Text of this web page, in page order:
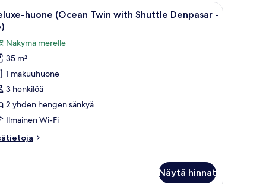
ovesta.
tuoli, vaatekaappi ja kylpyhuone, joka näkyy avoimesta ovesta.
Hotellihuone, jossa on kaksi sänkyä, puinen
7
huone (Ocean Twin with Shuttle Denpasar -
Näkymä merelle
35 m²
1 makuuhuone
3 henkilöä
2 yhden hengen sänkyä
Ilmainen Wi-Fi
Näytä hinnat